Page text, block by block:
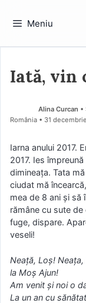
Meniu
Iată, vin
Alina Curcan •
România
31
Iarna anului 2017.
2017. Ies
dimineața. Tata
ciudat mă
mea de 8 ani și să
rămâne cu sute
fuge, dispare.
veseli!
Neață, Loș! Neața,
la Moș Ajun!
Am venit și noi o
La un an cu